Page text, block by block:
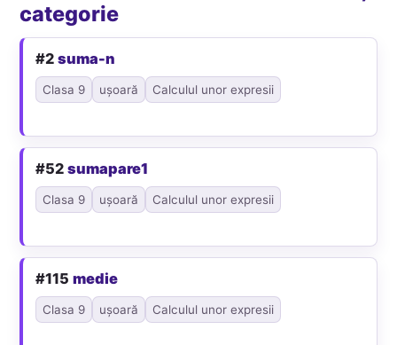
categorie
#2suma-n
Clasa 9 ușoară Calculul unor expresii
#52sumapare1
Clasa 9 ușoară Calculul unor expresii
#115medie
Clasa 9 ușoară Calculul unor expresii